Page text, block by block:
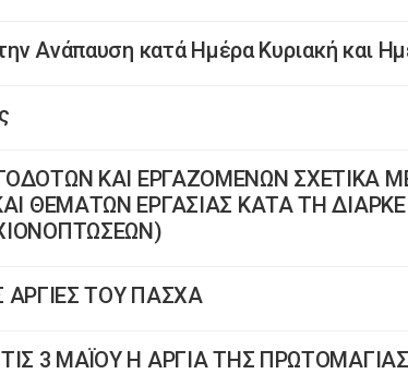
Ανάπαυση κατά Ημέρα Κυριακή και
ΚΑΙ ΕΡΓΑΖΟΜΕΝΩΝ ΣΧΕΤΙΚΑ
ΘΕΜΑΤΩΝ ΕΡΓΑΣΙΑΣ ΚΑΤΑ ΤΗ
ΑΡΓΙΕΣ ΤΟΥ ΠΑΣΧΑ
3 ΜΑΪΟΥ Η ΑΡΓΙΑ ΤΗΣ ΠΡΩΤΟΜΑΓΙΑΣ